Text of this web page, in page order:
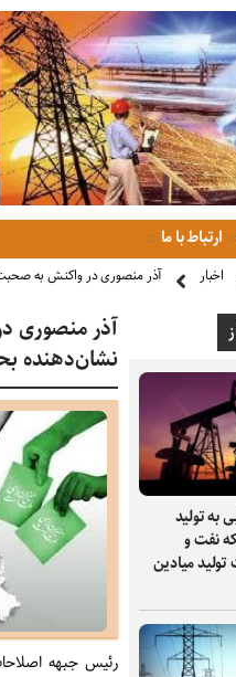
ارتباط با ما
اخبار آذر منصوری در واکنش به
به تولید
نفت و
میادین
آذر منصوری
نشان‌دهنده
رئیس جبهه